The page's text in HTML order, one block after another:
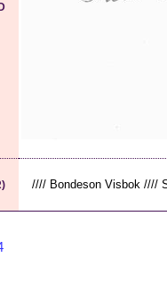
//// Bondeson Visbok ////